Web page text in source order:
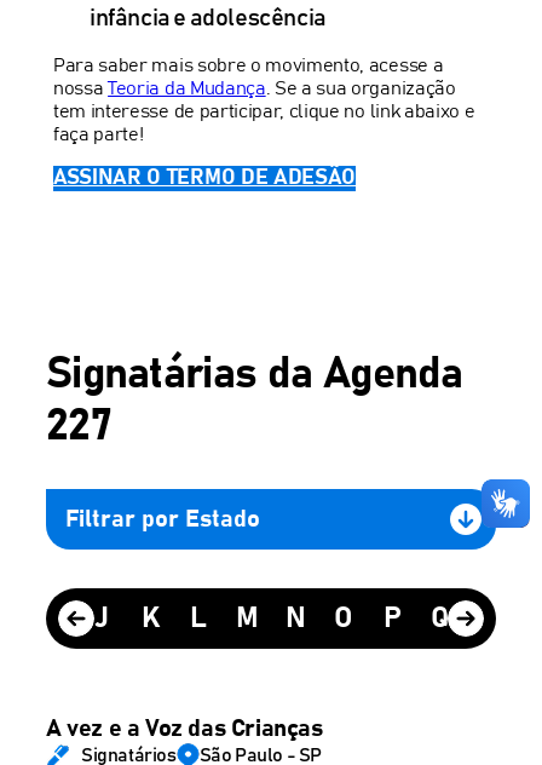
infância e adolescência
Para saber mais sobre o movimento, acesse a
nossaTeoria da Mudança . Se a sua organização
tem interesse de participar, clique no link abaixo e
faça parte!
ASSINAR O TERMO DE ADESÃO
Signatárias da Agenda
227
Filtrar por Estado
J K L M N O P Q R
A vez e a Voz das Crianças
Signatários São Paulo - SP